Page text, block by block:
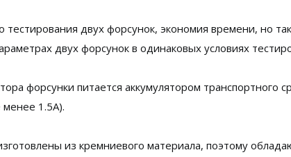
двух форсунок, экономия времени, но
двух форсунок в одинаковых условиях
форсунки питается аккумулятором
менее 1.5А).
из кремниевого материала, поэтому